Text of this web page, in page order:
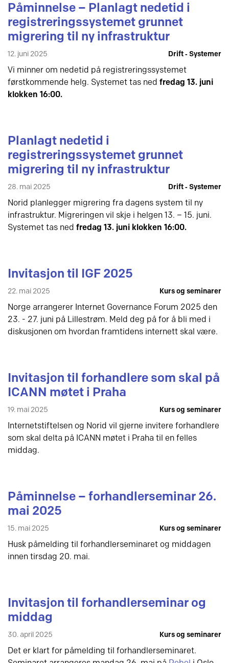
Påminnelse – Planlagt nedetid i
registreringssystemet grunnet
migrering til ny infrastruktur
12. juni 2025 Drift ‐ Systemer
Vi minner om nedetid på registreringssystemet
førstkommende helg. Systemet tas ned fredag 13. juni
klokken 16:00.
Planlagt nedetid i
registreringssystemet grunnet
migrering til ny infrastruktur
28. mai 2025 Drift ‐ Systemer
Norid planlegger migrering fra dagens system til ny
infrastruktur. Migreringen vil skje i helgen 13. – 15. juni.
Systemet tas ned fredag 13. juni klokken 16:00.
Invitasjon til IGF 2025
22. mai 2025 Kurs og seminarer
Norge arrangerer Internet Governance Forum 2025 den
23. - 27. juni på Lillestrøm. Meld deg på for å bli med i
diskusjonen om hvordan framtidens internett skal være.
Invitasjon til forhandlere som skal på
ICANN møtet i Praha
19. mai 2025 Kurs og seminarer
Internetstiftelsen og Norid vil gjerne invitere forhandlere
som skal delta på ICANN møtet i Praha til en felles
middag.
Påminnelse – forhandlerseminar 26.
mai 2025
15. mai 2025 Kurs og seminarer
Husk påmelding til forhandlerseminaret og middagen
innen tirsdag 20. mai.
Invitasjon til forhandlerseminar og
middag
30. april 2025 Kurs og seminarer
Det er klart for påmelding til forhandlerseminaret.